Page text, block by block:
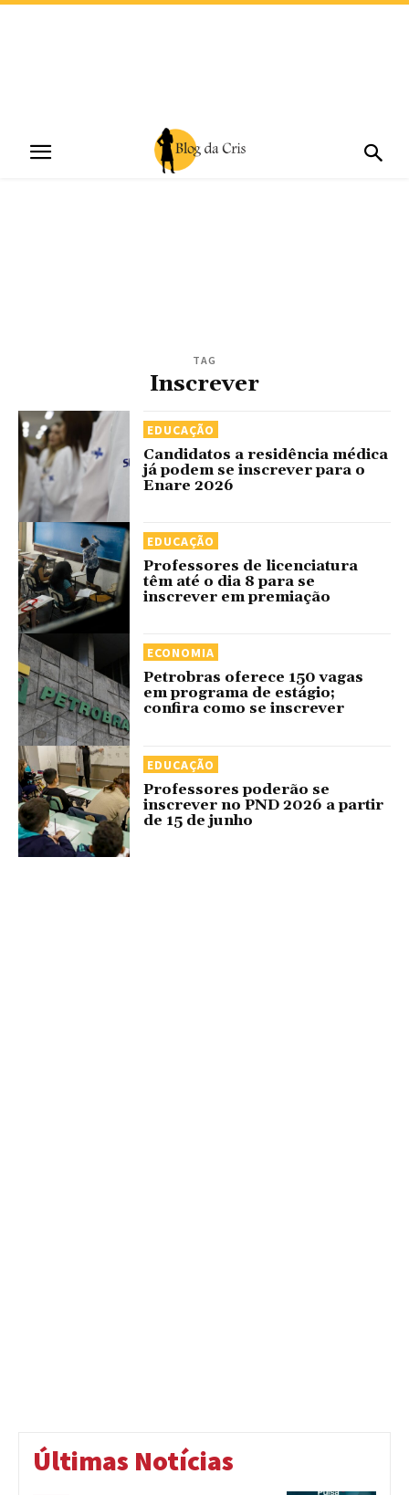
TAG
Inscrever
EDUCAÇÃO
Candidatos a residência médica
já podem se inscrever para o
Enare 2026
EDUCAÇÃO
Professores de licenciatura
têm até o dia 8 para se
inscrever em premiação
ECONOMIA
Petrobras oferece 150 vagas
em programa de estágio;
confira como se inscrever
EDUCAÇÃO
Professores poderão se
inscrever no PND 2026 a partir
de 15 de junho
Últimas Notícias